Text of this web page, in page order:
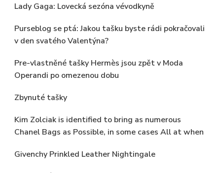
Lady Gaga: Lovecká sezóna vévodkyně
Purseblog se ptá: Jakou tašku byste rádi pokračovali
v den svatého Valentýna?
Pre-vlastněné tašky Hermès jsou zpět v Moda
Operandi po omezenou dobu
Zbynuté tašky
Kim Zolciak is identified to bring as numerous
Chanel Bags as Possible, in some cases All at when
Givenchy Prinkled Leather Nightingale